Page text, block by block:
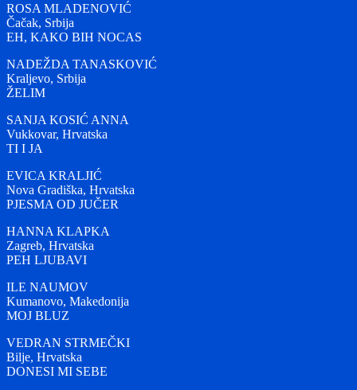
ROSA MLADENOVIĆ
Čačak, Srbija
EH, KAKO BIH NOCAS
NADEŽDA TANASKOVIĆ
Kraljevo, Srbija
ŽELIM
SANJA KOSIĆ ANNA
Vukkovar, Hrvatska
TI I JA
EVICA KRALJIĆ
Nova Gradiška, Hrvatska
PJESMA OD JUČER
HANNA KLAPKA
Zagreb, Hrvatska
PEH LJUBAVI
ILE NAUMOV
Kumanovo, Makedonija
MOJ BLUZ
VEDRAN STRMEČKI
Bilje, Hrvatska
DONESI MI SEBE